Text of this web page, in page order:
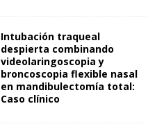
Intubación traqueal
despierta combinando
videolaringoscopia y
broncoscopia flexible nasal
en mandibulectomía total:
Caso clínico